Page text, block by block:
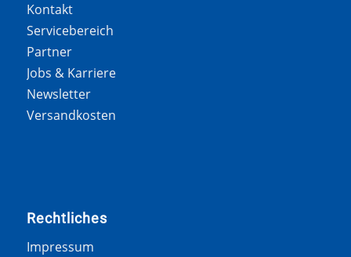
Kontakt
Servicebereich
Partner
Jobs & Karriere
Newsletter
Versandkosten
Rechtliches
Impressum